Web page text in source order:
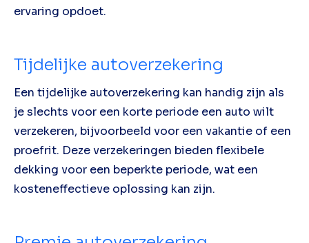
ervaring opdoet.
Tijdelijke autoverzekering
Een tijdelijke autoverzekering kan handig zijn als
je slechts voor een korte periode een auto wilt
verzekeren, bijvoorbeeld voor een vakantie of een
proefrit. Deze verzekeringen bieden flexibele
dekking voor een beperkte periode, wat een
kosteneffectieve oplossing kan zijn.